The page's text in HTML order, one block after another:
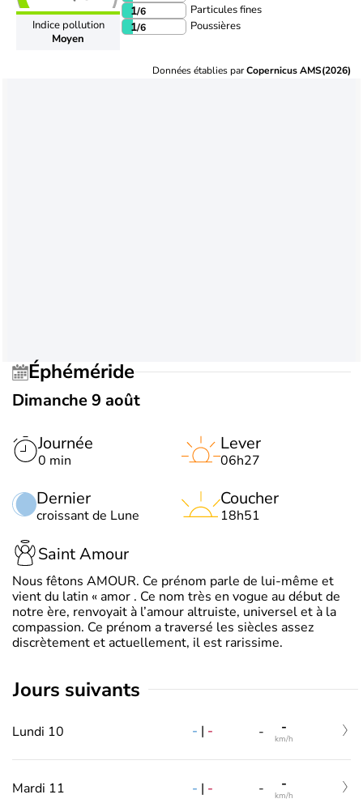
Indice pollution
Moyen
1/6 Particules fines
1/6 Poussières
Données établies parCopernicus AMS(2026)
Éphéméride
Dimanche 9 août
Journée
0 min
Dernier
croissant de Lune
Lever
06h27
Coucher
18h51
Saint Amour
Nous fêtons AMOUR. Ce prénom parle de lui-même et
vient du latin « amor . Ce nom très en vogue au début de
notre ère, renvoyait à l’amour altruiste, universel et à la
compassion. Ce prénom a traversé les siècles assez
discrètement et actuellement, il est rarissime.
jours suivants
Lundi 10 - | - - -
km/h
Mardi 11 - | - - -
km/h